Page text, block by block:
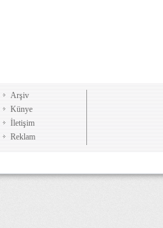
Arşiv
Künye
İletişim
Reklam